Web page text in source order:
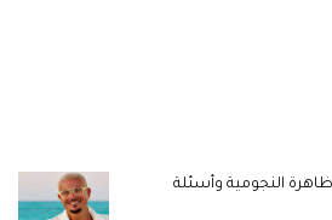
النجومية وأسئلة